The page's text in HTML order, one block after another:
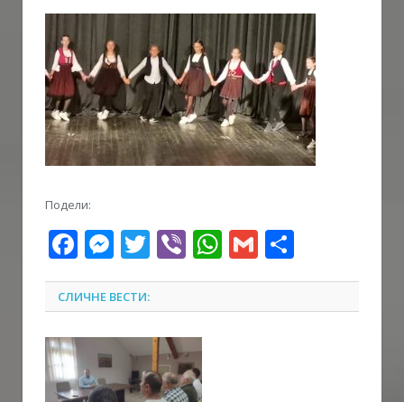
Подели:
Facebook
Messenger
Twitter
ViberWhatsApp
Gmail
СЛИЧНЕ ВЕСТИ: